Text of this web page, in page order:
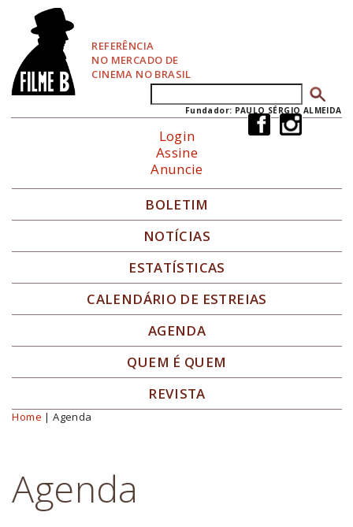
REFERÊNCIA
NO MERCADO DE
CINEMA NO BRASIL
Formulário de busca
Fundador: PAULO SÉRGIO ALMEIDA
Login
Assine
Anuncie
BOLETIM
NOTÍCIAS
ESTATÍSTICAS
CALENDÁRIO DE ESTREIAS
AGENDA
QUEM É QUEM
REVISTA
Você está aqui
Home | Agenda
Agenda